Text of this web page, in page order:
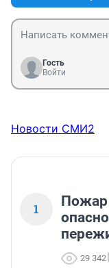
Гость
Войти
Новости СМИ2
1
Пожар
29 342